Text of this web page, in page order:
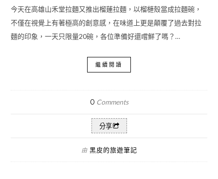
今天在高雄山禾堂拉麵又推出榴蓮拉麵，以榴槤殼當成拉麵碗，
不僅在視覺上有著極高的創意感，在味道上更是顛覆了過去對拉
麵的印象，一天只限量20碗，各位準備好還嚐鮮了嗎？…
繼續閱讀
0 Comments
分享
由 黑皮的旅遊筆記